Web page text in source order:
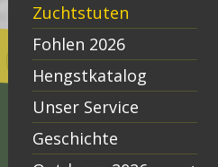
Zuchtstuten
Fohlen 2026
Hengstkatalog
Unser Service
Geschichte